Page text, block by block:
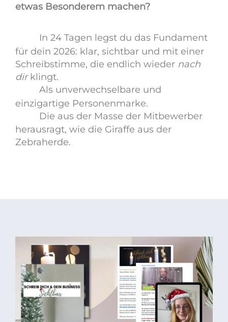
etwas Besonderem machen?
In 24 Tagen legst du das Fundament
für dein 2026: klar, sichtbar und mit einer
Schreibstimme, die endlich wieder nach
dirklingt.
Als unverwechselbare und
einzigartige Personenmarke.
Die aus der Masse der Mitbewerber
herausragt, wie die Giraffe aus der
Zebraherde.